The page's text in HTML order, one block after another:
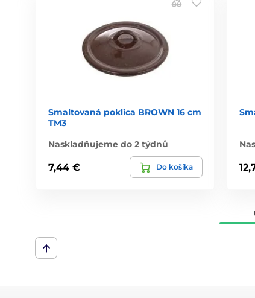
Smaltovaná poklica BROWN 16 cm
TM3
Naskladňujeme do 2 týdnů
7,44 € Do košíka